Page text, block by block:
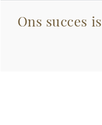
Ons succes